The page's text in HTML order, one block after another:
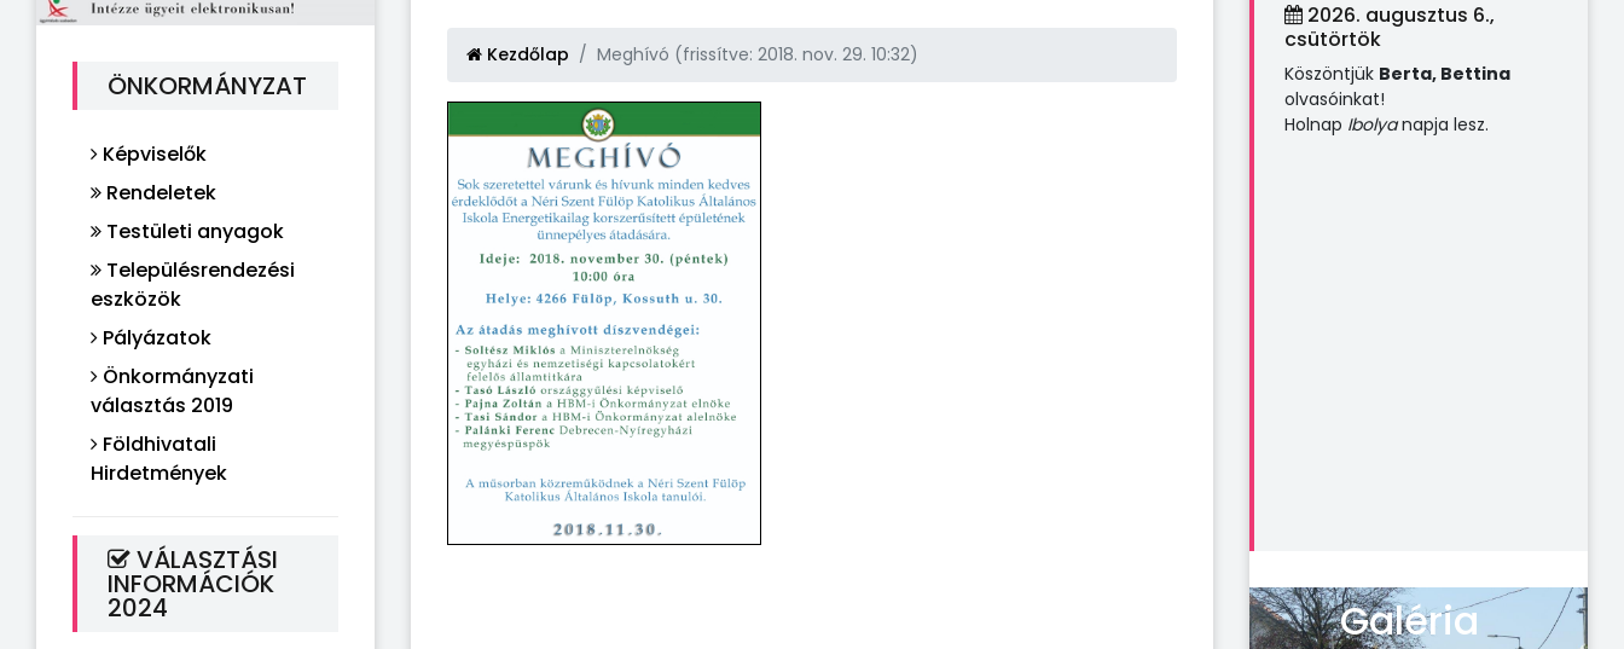
ÖNKORMÁNYZAT
Képviselők
Rendeletek
Testületi anyagok
Településrendezési
eszközök
Pályázatok
Önkormányzati
választás 2019
Földhivatali
Hirdetmények
VÁLASZTÁSI
INFORMÁCIÓK
2024
Kezdőlap Meghívó (frissítve: 2018. nov. 29. 10:32)
2026. augusztus 6.,
csütörtök
Köszöntjük Berta, Bettina
olvasóinkat!
Holnap Ibolyanapja lesz.
Galéria